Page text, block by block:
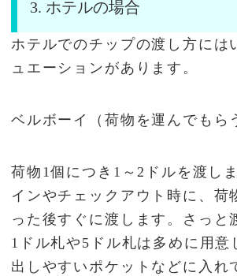
3. ホテルの場合
ホテルでのチップの渡し方には
ュエーションがあります。
ベルボーイ（荷物を運んでもら
荷物1個につき1～2ドルを渡し
インやチェックアウト時に、荷
った後すぐに渡します。さっと
1ドル札や5ドル札は多めに用意
出しやすいポケットなどに入れ